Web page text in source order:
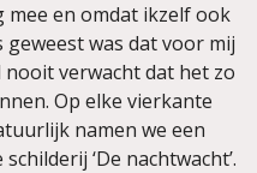
mee en omdat ikzelf ook
was dat voor mij
verwacht dat het zo
Op elke vierkante
namen we een
‘De nachtwacht’.